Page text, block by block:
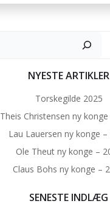
NYESTE ARTIKLER
Torskegilde 2025
Theis Christensen ny
Lau Lauersen ny konge –
Ole Theut ny konge –
Claus Bohs ny konge –
SENESTE INDLÆG